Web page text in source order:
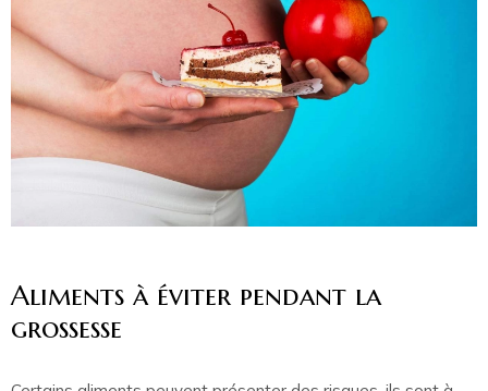
Aliments à éviter pendant la
grossesse